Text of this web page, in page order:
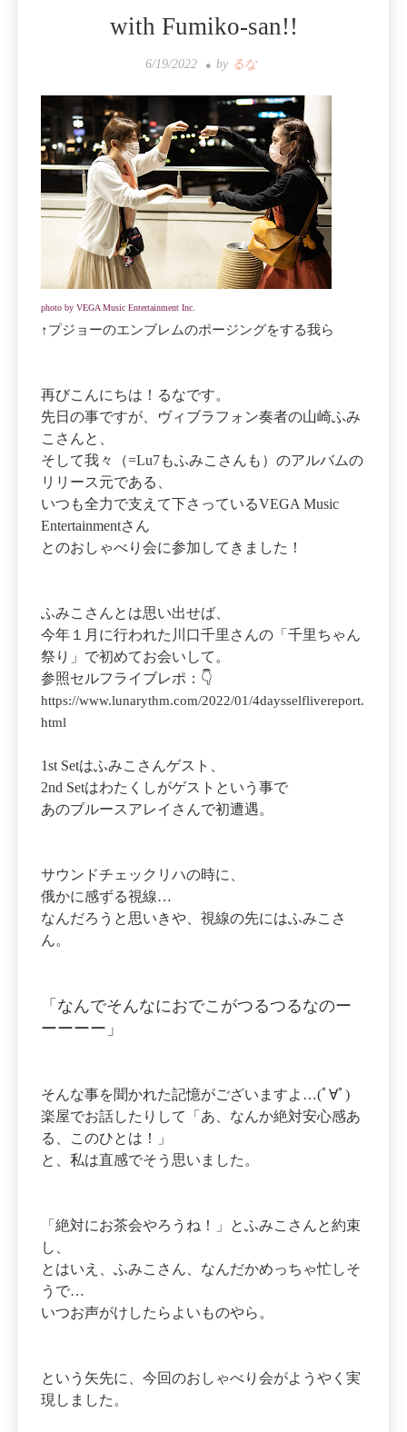
with Fumiko-san!!
6/19/2022 by るな
photo by VEGA Music Entertainment Inc.
↑プジョーのエンブレムのポージングをする我ら
再びこんにちは！るなです。
先日の事ですが、ヴィブラフォン奏者の山崎ふみ
こさんと、
そして我々（=Lu7もふみこさんも）のアルバムの
リリース元である、
いつも全力で支えて下さっているVEGA Music
Entertainmentさん
とのおしゃべり会に参加してきました！
ふみこさんとは思い出せば、
今年１月に行われた川口千里さんの「千里ちゃん
祭り」で初めてお会いして。
参照セルフライブレポ：👇
https://www.lunarythm.com/2022/01/4daysselflivereport.
html
1st Setはふみこさんゲスト、
2nd Setはわたくしがゲストという事で
あのブルースアレイさんで初遭遇。
サウンドチェックリハの時に、
俄かに感ずる視線…
なんだろうと思いきや、視線の先にはふみこさ
ん。
「なんでそんなにおでこがつるつるなのー
ーーーー」
そんな事を聞かれた記憶がございますよ…(ﾟ∀ﾟ)
楽屋でお話したりして「あ、なんか絶対安心感あ
る、このひとは！」
と、私は直感でそう思いました。
「絶対にお茶会やろうね！」とふみこさんと約束
し、
とはいえ、ふみこさん、なんだかめっちゃ忙しそ
うで…
いつお声がけしたらよいものやら。
という矢先に、今回のおしゃべり会がようやく実
現しました。